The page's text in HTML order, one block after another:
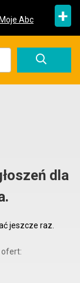
Moje Abc +
dla
jeszcze raz.
ofert: